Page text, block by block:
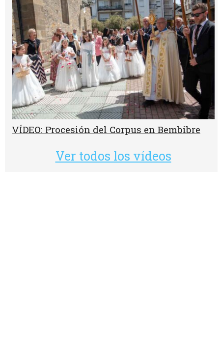
VÍDEO: Procesión del Corpus en Bembibre
Ver todos los vídeos